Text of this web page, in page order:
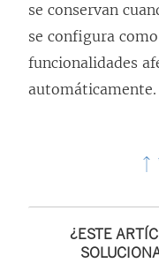
se conservan
se configura
funcionalidades
automáticamente.
¿ESTE